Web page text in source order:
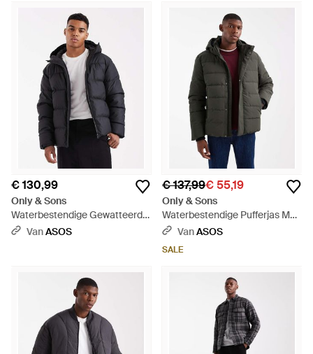
€ 130,99
Only & Sons
Waterbestendige Gewatteerde
Jas - Grijs
VanASOS
€ 137,99€ 55,19
Only & Sons
Waterbestendige Pufferjas Met
Capuchon - Grijs
VanASOS
SALE